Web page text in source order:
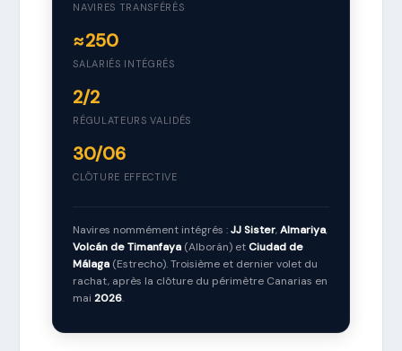
NAVIRES TRANSFÉRÉS
≈250
SALARIÉS INTÉGRÉS
2/2
RÉGULATEURS VALIDÉS
30/06
CLÔTURE EFFECTIVE
Navires nommément intégrés :JJ Sister,Almariya,
Volcán de Timanfaya (Alborán) etCiudad de
Málaga (Estrecho). Troisième et dernier volet du
rachat, après la clôture du périmètre Canarias en
mai2026.